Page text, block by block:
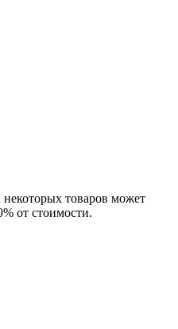
товаров может
от стоимости.